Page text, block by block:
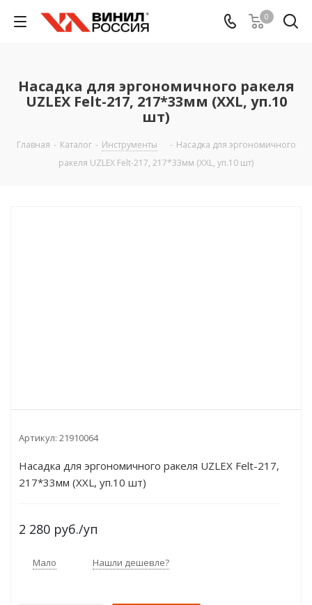
0
Насадка для эргономичного ракеля
UZLEX Felt-217, 217*33мм (XXL, уп.10
шт)
Главная - Каталог - Инструменты - Насадка для эргономичного
ракеля UZLEX Felt-217, 217*33мм (XXL, уп.10 шт)
Артикул: 21910064
Насадка для эргономичного ракеля UZLEX Felt-217,
217*33мм (XXL, уп.10 шт)
2 280 руб./уп
Мало Нашли дешевле?